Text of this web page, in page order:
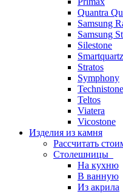
Quantra
Samsung
Samsung
Silestone
Smartquartz
Stratos
Symphony
Technistone
Teltos
Viatera
Vicostone
Изделия из камня
Рассчитать
Столешницы
На кухню
В ванную
Из акрила